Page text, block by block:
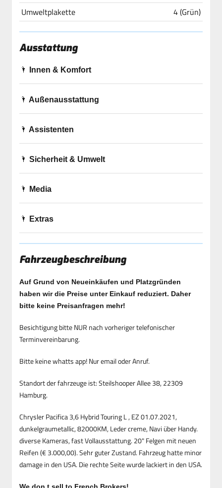
Umweltplakette
4 (Grün)
Ausstattung
Innen & Komfort
Außenausstattung
Assistenten
Sicherheit & Umwelt
Media
Extras
Fahrzeugbeschreibung
Auf Grund von Neueinkäufen und Platzgründen
haben wir die Preise unter Einkauf reduziert. Daher
bitte keine Preisanfragen mehr!
Besichtigung bitte NUR nach vorheriger telefonischer
Terminvereinbarung.
Bitte keine whatts app! Nur email oder Anruf.
Standort der fahrzeuge ist: Steilshooper Allee 38, 22309
Hamburg.
Chrysler Pacifica 3,6 Hybrid Touring L , EZ 01.07.2021,
dunkelgraumetallic, 82000KM, Leder creme, Navi über Handy.
diverse Kameras, fast Vollausstattung. 20" Felgen mit neuen
Reifen (€ 3.000,00). Sehr guter Zustand. Fahrzeug hatte minor
damage in den USA. Die rechte Seite wurde lackiert in den USA.
We don t sell to French Brokers!